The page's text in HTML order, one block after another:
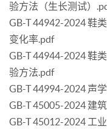
验方法（生长测试）
GB-T 44942-2024 鞋
变化率.pdf
GB-T 44944-2024 鞋
验方法.pdf
GB-T 44994-2024 声
GB-T 45005-2024 建
GB-T 45012-2024 工